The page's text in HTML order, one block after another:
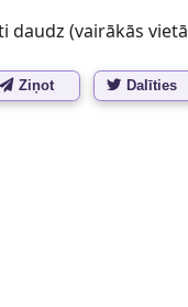
daudz (vairākās
Ziņot Dalīties